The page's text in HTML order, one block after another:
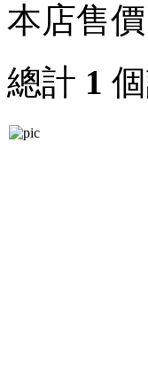
本店售價
總計 1